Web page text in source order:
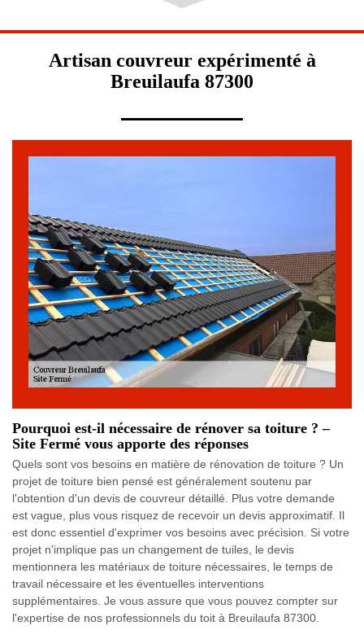
Artisan couvreur expérimenté à
Breuilaufa 87300
Pourquoi est-il nécessaire de rénover sa toiture ? –
Site Fermé vous apporte des réponses
Quels sont vos besoins en matière de rénovation de toiture ? Un
projet de toiture bien pensé est généralement soutenu par
l'obtention d'un devis de couvreur détaillé. Plus votre demande
est vague, plus vous risquez de recevoir un devis approximatif. Il
est donc essentiel d'exprimer vos besoins avec précision. Si votre
projet n'implique pas un changement de tuiles, le devis
mentionnera les matériaux de toiture nécessaires, le temps de
travail nécessaire et les éventuelles interventions
supplémentaires. Je vous assure que vous pouvez compter sur
l'expertise de nos professionnels du toit à Breuilaufa 87300.